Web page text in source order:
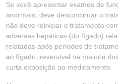
Se você apresentar exames de
anormais, deve descontinuar o
não deve reiniciar o tratamento
adversas hepáticas (do fígado)
relatadas após períodos de
ao fígado, reversível na maioria
curta exposição ao medicamento.